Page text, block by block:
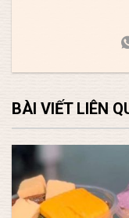
BÀI VIẾT LIÊN